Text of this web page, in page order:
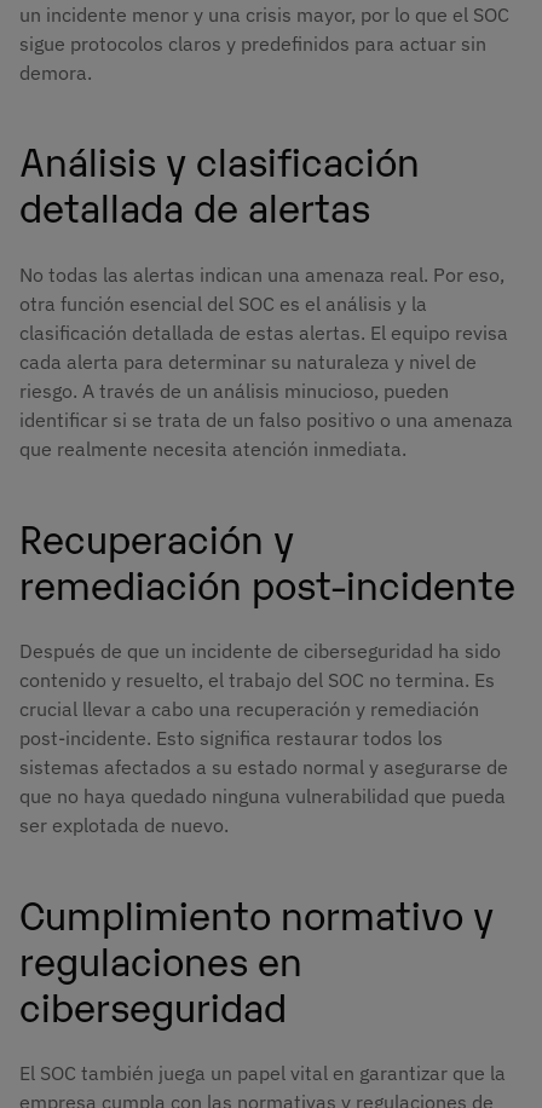
un incidente menor y una crisis mayor, por lo que el SOC
sigue protocolos claros y predefinidos para actuar sin
demora.
Análisis y clasificación
detallada de alertas
No todas las alertas indican una amenaza real. Por eso,
otra función esencial del SOC es el análisis y la
clasificación detallada de estas alertas. El equipo revisa
cada alerta para determinar su naturaleza y nivel de
riesgo. A través de un análisis minucioso, pueden
identificar si se trata de un falso positivo o una amenaza
que realmente necesita atención inmediata.
Recuperación y
remediación post-incidente
Después de que un incidente de ciberseguridad ha sido
contenido y resuelto, el trabajo del SOC no termina. Es
crucial llevar a cabo una recuperación y remediación
post-incidente. Esto significa restaurar todos los
sistemas afectados a su estado normal y asegurarse de
que no haya quedado ninguna vulnerabilidad que pueda
ser explotada de nuevo.
Cumplimiento normativo y
regulaciones en
ciberseguridad
El SOC también juega un papel vital en garantizar que la
empresa cumpla con las normativas y regulaciones de